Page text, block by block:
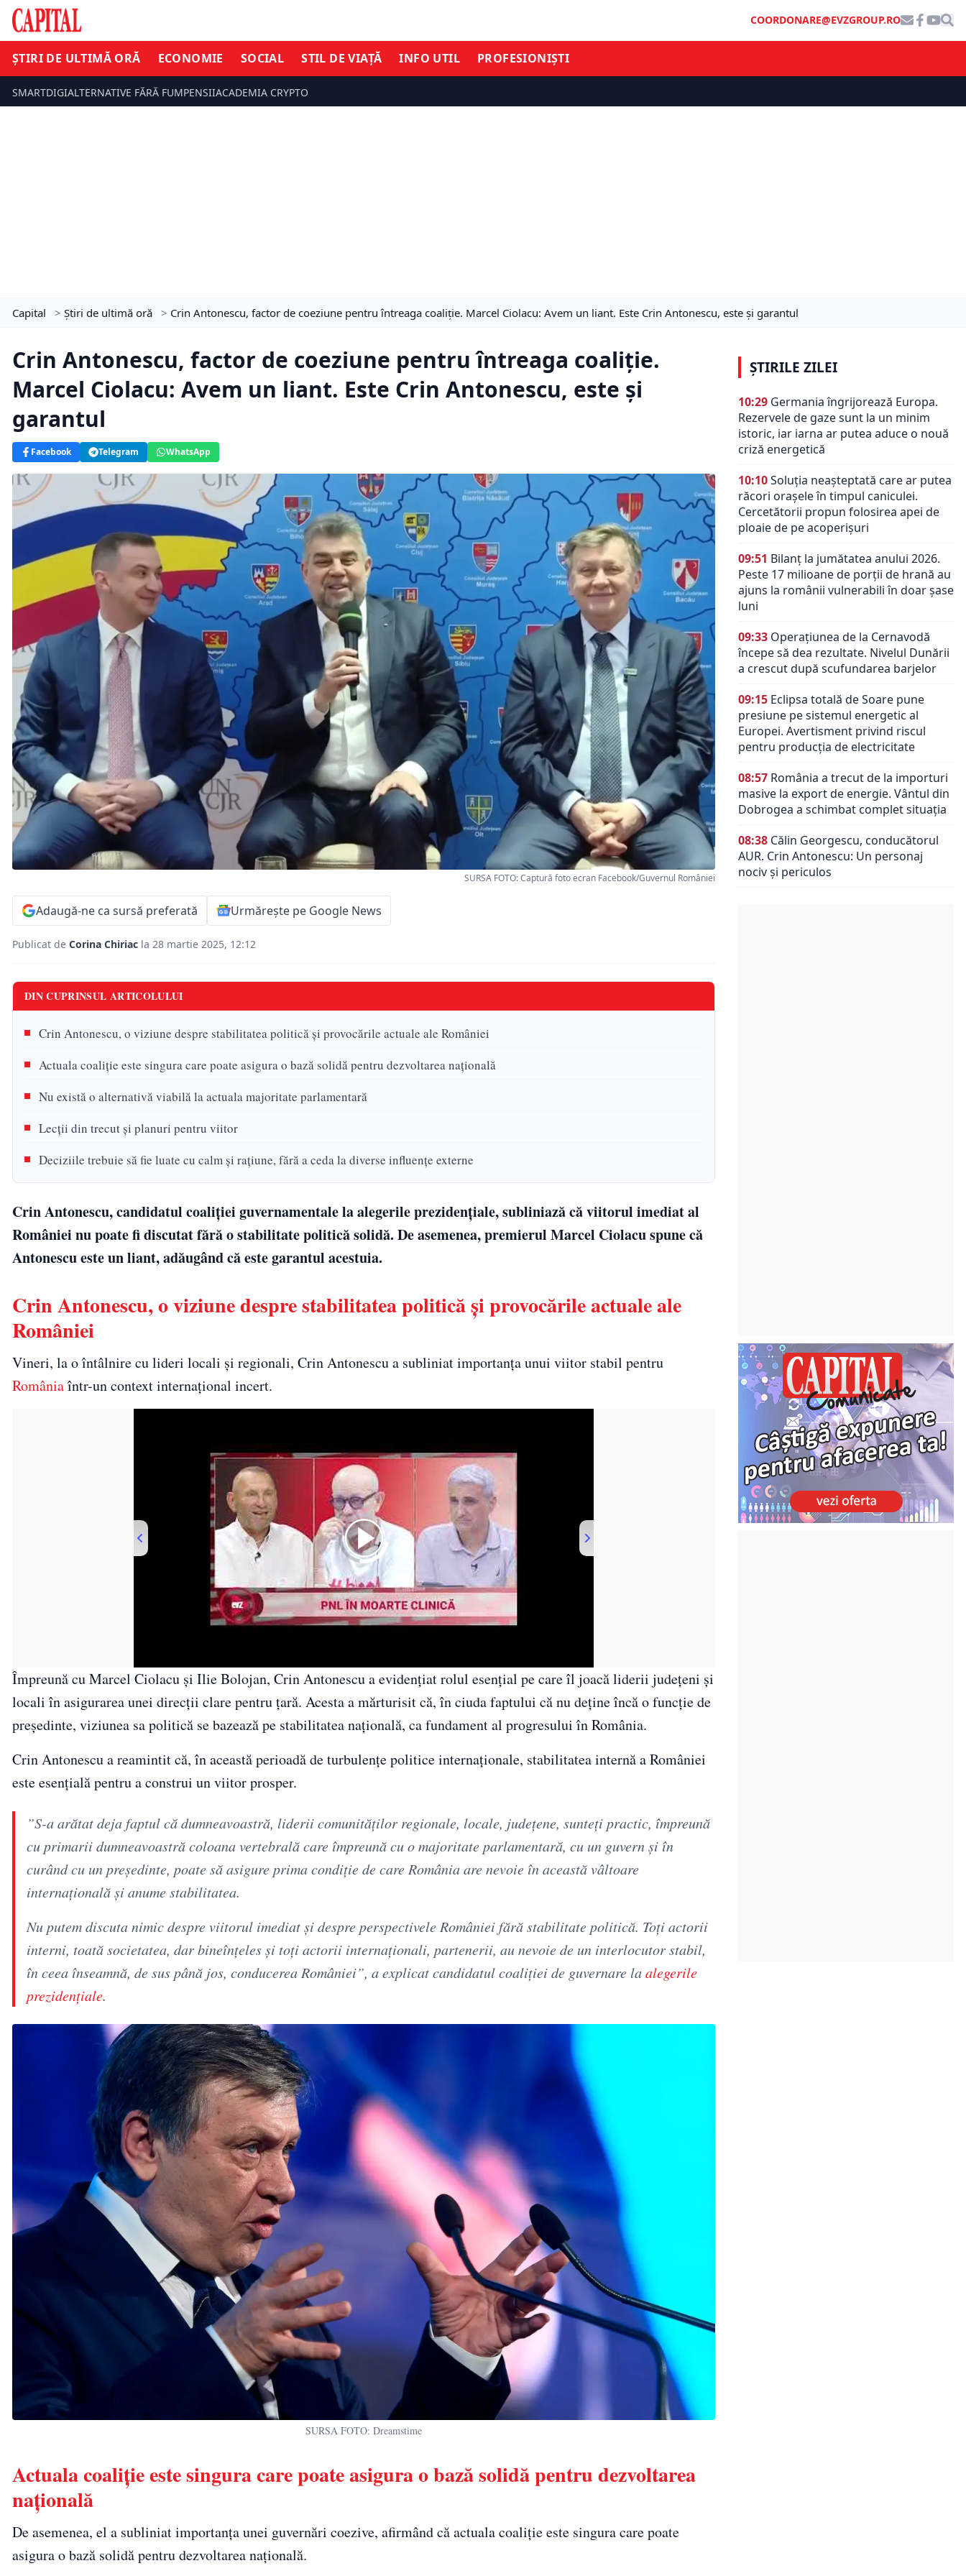
COORDONARE@EVZGROUP.RO
ȘTIRI DE ULTIMĂ ORĂ ECONOMIE SOCIAL STIL DE VIAȚĂ INFO UTIL PROFESIONIȘTI
SMARTDIGIALTERNATIVE FĂRĂ FUMPENSIIACADEMIA CRYPTO
Capital > Știri de ultimă oră > Crin Antonescu, factor de coeziune pentru întreaga coaliție. Marcel Ciolacu: Avem un liant. Este Crin Antonescu, este și garantul
Crin Antonescu, factor de coeziune pentru întreaga coaliție.
Marcel Ciolacu: Avem un liant. Este Crin Antonescu, este și
garantul
Facebook Telegram WhatsApp
SURSA FOTO: Captură foto ecran Facebook/Guvernul României
Adaugă-ne ca sursă preferată Urmărește pe Google News
Publicat de Corina Chiriac la 28 martie 2025, 12:12
DIN CUPRINSUL ARTICOLULUI
Crin Antonescu, o viziune despre stabilitatea politică și provocările actuale ale României
Actuala coaliție este singura care poate asigura o bază solidă pentru dezvoltarea națională
Nu există o alternativă viabilă la actuala majoritate parlamentară
Lecții din trecut și planuri pentru viitor
Deciziile trebuie să fie luate cu calm și rațiune, fără a ceda la diverse influențe externe
Crin Antonescu, candidatul coaliției guvernamentale la alegerile prezidențiale, subliniază că viitorul imediat al
României nu poate fi discutat fără o stabilitate politică solidă. De asemenea, premierul Marcel Ciolacu spune că
Antonescu este un liant, adăugând că este garantul acestuia.
Crin Antonescu, o viziune despre stabilitatea politică și provocările actuale ale
României
Vineri, la o întâlnire cu lideri locali și regionali, Crin Antonescu a subliniat importanța unui viitor stabil pentru
Româniaîntr-un context internațional incert.
Împreună cu Marcel Ciolacu și Ilie Bolojan, Crin Antonescu a evidențiat rolul esențial pe care îl joacă liderii județeni și
locali în asigurarea unei direcții clare pentru țară. Acesta a mărturisit că, în ciuda faptului că nu deține încă o funcție de
președinte, viziunea sa politică se bazează pe stabilitatea națională, ca fundament al progresului în România.
Crin Antonescu a reamintit că, în această perioadă de turbulențe politice internaționale, stabilitatea internă a României
este esențială pentru a construi un viitor prosper.
”S-a arătat deja faptul că dumneavoastră, liderii comunităţilor regionale, locale, judeţene, sunteţi practic, împreună
cu primarii dumneavoastră coloana vertebrală care împreună cu o majoritate parlamentară, cu un guvern şi în
curând cu un preşedinte, poate să asigure prima condiţie de care România are nevoie în această vâltoare
internaţională şi anume stabilitatea.
Nu putem discuta nimic despre viitorul imediat şi despre perspectivele României fără stabilitate politică. Toţi actorii
interni, toată societatea, dar bineînţeles şi toţi actorii internaţionali, partenerii, au nevoie de un interlocutor stabil,
în ceea înseamnă, de sus până jos, conducerea României”, a explicat candidatul coaliţiei de guvernare laalegerile
prezidenţiale.
SURSA FOTO: Dreamstime
Actuala coaliție este singura care poate asigura o bază solidă pentru dezvoltarea
națională
De asemenea, el a subliniat importanța unei guvernări coezive, afirmând că actuala coaliție este singura care poate
asigura o bază solidă pentru dezvoltarea națională.
ȘTIRILE ZILEI
10:29 Germania îngrijorează Europa.
Rezervele de gaze sunt la un minim
istoric, iar iarna ar putea aduce o nouă
criză energetică
10:10Soluția neașteptată care ar putea
răcori orașele în timpul caniculei.
Cercetătorii propun folosirea apei de
ploaie de pe acoperișuri
09:51 Bilanț la jumătatea anului 2026.
Peste 17 milioane de porții de hrană au
ajuns la românii vulnerabili în doar șase
luni
09:33 Operațiunea de la Cernavodă
începe să dea rezultate. Nivelul Dunării
a crescut după scufundarea barjelor
09:15 Eclipsa totală de Soare pune
presiune pe sistemul energetic al
Europei. Avertisment privind riscul
pentru producția de electricitate
08:57 România a trecut de la importuri
masive la export de energie. Vântul din
Dobrogea a schimbat complet situația
08:38 Călin Georgescu, conducătorul
AUR. Crin Antonescu: Un personaj
nociv şi periculos